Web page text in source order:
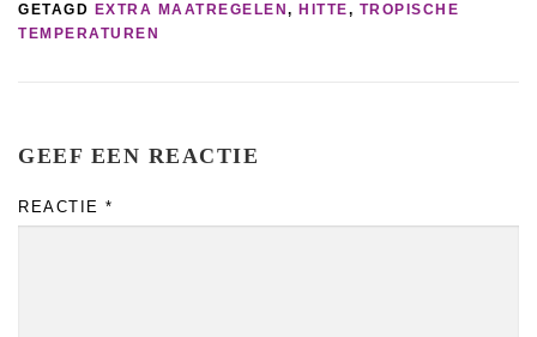
GETAGD EXTRA MAATREGELEN , HITTE, TROPISCHE
TEMPERATUREN
GEEF EEN REACTIE
REACTIE *